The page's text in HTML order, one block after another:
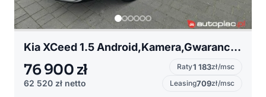
Kia XCeed 1.5 Android,Kamera,Gwarancja 12.2029 rok
76 900 zł
62 520 zł netto
Raty1 183zł/msc
Leasing709zł/msc